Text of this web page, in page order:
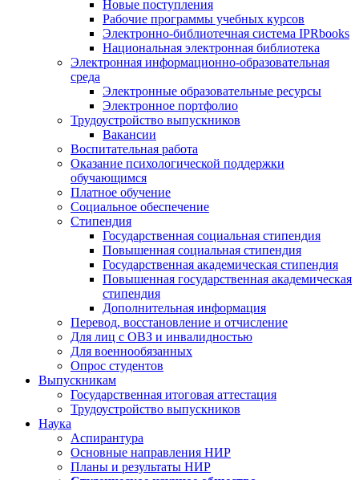
Новые поступления
Рабочие программы учебных курсов
Электронно-библиотечная система IPRbooks
Национальная электронная библиотека
Электронная информационно-образовательная
среда
Электронные образовательные ресурсы
Электронное портфолио
Трудоустройство выпускников
Вакансии
Воспитательная работа
Оказание психологической поддержки
обучающимся
Платное обучение
Социальное обеспечение
Стипендия
Государственная социальная стипендия
Повышенная социальная стипендия
Государственная академическая стипендия
Повышенная государственная академическая
стипендия
Дополнительная информация
Перевод, восстановление и отчисление
Для лиц с ОВЗ и инвалидностью
Для военнообязанных
Опрос студентов
Выпускникам
Государственная итоговая аттестация
Трудоустройство выпускников
Наука
Аспирантура
Основные направления НИР
Планы и результаты НИР